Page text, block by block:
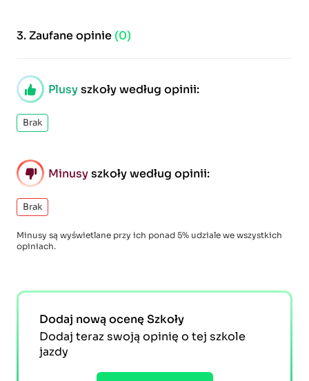
3.Zaufane opinie (0)
Plusyszkoły według opinii:
Brak
Minusyszkoły według opinii:
Brak
Minusy są wyświetlane przy ich ponad 5% udziale we wszystkich
opiniach.
Dodaj nową ocenę Szkoły
Dodaj teraz swoją opinię o tej szkole
jazdy